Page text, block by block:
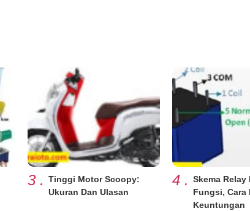
3 .
Tinggi Motor Scoopy:
Ukuran Dan Ulasan
4 .
Skema Relay
Fungsi, Cara
Keuntungan